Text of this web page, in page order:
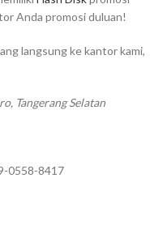
Anda promosi duluan!
langsung ke kantor kami,
Tangerang Selatan
0558-8417